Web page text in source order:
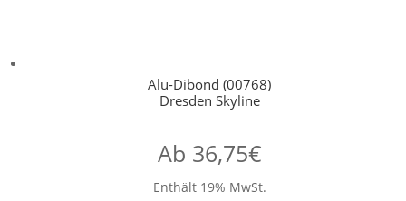
Alu-Dibond (00768)
Dresden Skyline
Ab 36,75€
Enthält 19% MwSt.